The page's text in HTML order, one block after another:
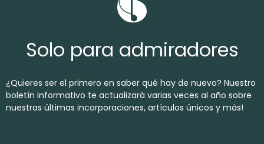
Solo para admiradores
¿Quieres ser el primero en saber qué hay de nuevo? Nuestro
boletín informativo te actualizará varias veces al año sobre
nuestras últimas incorporaciones, artículos únicos y más!